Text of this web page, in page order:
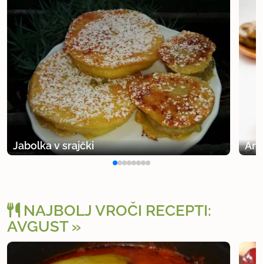
Jabolka v srajčki
NAJBOLJ VROČI RECEPTI:
AVGUST